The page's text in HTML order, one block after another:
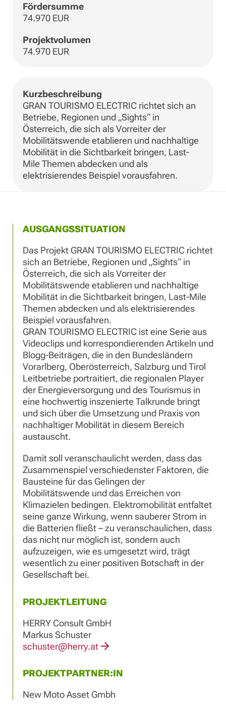
Fördersumme
74.970 EUR
Projektvolumen
74.970 EUR
Kurzbeschreibung
GRAN TOURISMO ELECTRIC richtet sich an
Betriebe, Regionen und „Sights“ in
Österreich, die sich als Vorreiter der
Mobilitätswende etablieren und nachhaltige
Mobilität in die Sichtbarkeit bringen, Last-
Mile Themen abdecken und als
elektrisierendes Beispiel vorausfahren.
AUSGANGSSITUATION
Das Projekt GRAN TOURISMO ELECTRIC richtet
sich an Betriebe, Regionen und „Sights“ in
Österreich, die sich als Vorreiter der
Mobilitätswende etablieren und nachhaltige
Mobilität in die Sichtbarkeit bringen, Last-Mile
Themen abdecken und als elektrisierendes
Beispiel vorausfahren.
GRAN TOURISMO ELECTRIC ist eine Serie aus
Videoclips und korrespondierenden Artikeln und
Blogg-Beiträgen, die in den Bundesländern
Vorarlberg, Oberösterreich, Salzburg und Tirol
Leitbetriebe portraitiert, die regionalen Player
der Energieversorgung und des Tourismus in
eine hochwertig inszenierte Talkrunde bringt
und sich über die Umsetzung und Praxis von
nachhaltiger Mobilität in diesem Bereich
austauscht.
Damit soll veranschaulicht werden, dass das
Zusammenspiel verschiedenster Faktoren, die
Bausteine für das Gelingen der
Mobilitätswende und das Erreichen von
Klimazielen bedingen. Elektromobilität entfaltet
seine ganze Wirkung, wenn sauberer Strom in
die Batterien fließt – zu veranschaulichen, dass
das nicht nur möglich ist, sondern auch
aufzuzeigen, wie es umgesetzt wird, trägt
wesentlich zu einer positiven Botschaft in der
Gesellschaft bei.
PROJEKTLEITUNG
HERRY Consult GmbH
Markus Schuster
schuster@herry.at
PROJEKTPARTNER:IN
New Moto Asset Gmbh